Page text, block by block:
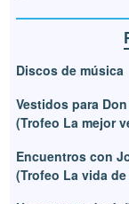
Discos de música
Vestidos para
(Trofeo La mejor
Encuentros con
(Trofeo La vida